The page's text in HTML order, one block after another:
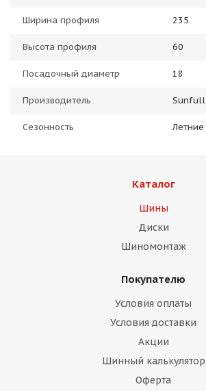
Ширина профиля 235
Высота профиля 60
Посадочный диаметр 18
Производитель Sunfull
Сезонность Летние
Каталог
Шины
Диски
Шиномонтаж
Покупателю
Условия оплаты
Условия доставки
Акции
Шинный калькулятор
Оферта